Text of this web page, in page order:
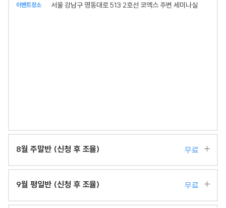
이벤트장소 서울 강남구 영동대로 513 2호선 코엑스 주변 세미나실
8월 주말반 (신청 후 조율) 무료
9월 평일반 (신청 후 조율) 무료